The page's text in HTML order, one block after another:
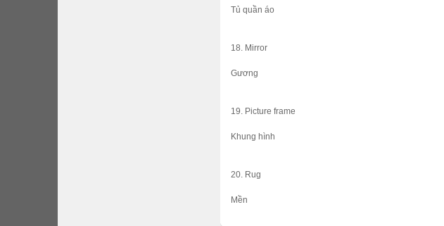
Tủ quần áo
18. Mirror
Gương
19. Picture frame
Khung hình
20. Rug
Mền